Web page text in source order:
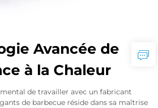
Avancée de
à la Chaleur
de travailler avec un fabricant
de barbecue réside dans sa maîtrise